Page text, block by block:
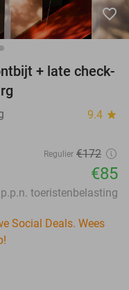
favorite_border
+ late check-
9.4 star
Regulier €172
€85
toeristenbelasting
Social Deals. Wees